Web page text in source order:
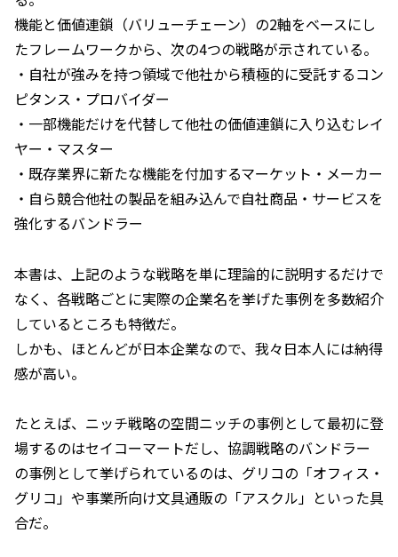
機能と価値連鎖（バリューチェーン）の2軸をベースにし
たフレームワークから、次の4つの戦略が示されている。
・自社が強みを持つ領域で他社から積極的に受託するコン
ピタンス・プロバイダー
・一部機能だけを代替して他社の価値連鎖に入り込むレイ
ヤー・マスター
・既存業界に新たな機能を付加するマーケット・メーカー
・自ら競合他社の製品を組み込んで自社商品・サービスを
強化するバンドラー
本書は、上記のような戦略を単に理論的に説明するだけで
なく、各戦略ごとに実際の企業名を挙げた事例を多数紹介
しているところも特徴だ。
しかも、ほとんどが日本企業なので、我々日本人には納得
感が高い。
たとえば、ニッチ戦略の空間ニッチの事例として最初に登
場するのはセイコーマートだし、協調戦略のバンドラー
の事例として挙げられているのは、グリコの「オフィス・
グリコ」や事業所向け文具通販の「アスクル」といった具
合だ。